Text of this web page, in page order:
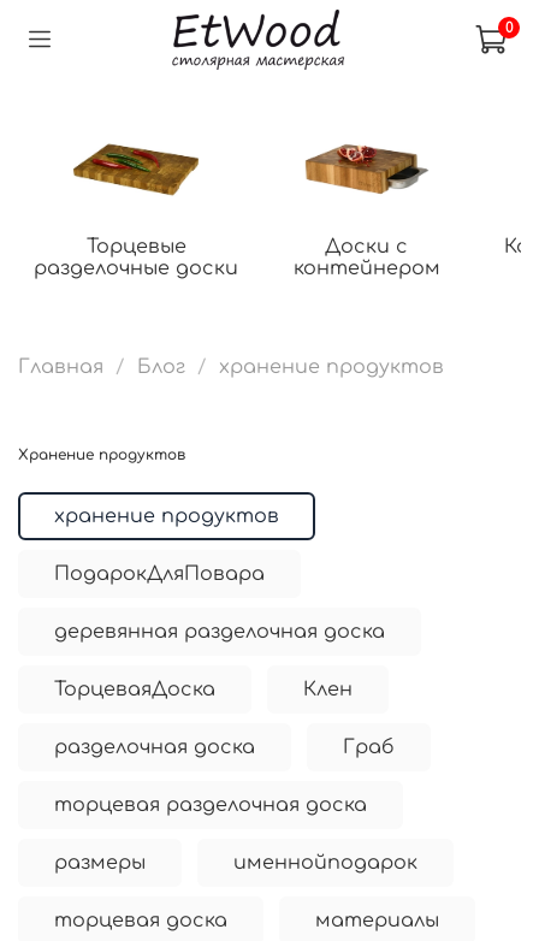
0
Торцевые
разделочные доски
Доски с
контейнером
Главная Блог хранение продуктов
хранение продуктов
хранение продуктов
ПодарокДляПовара
деревянная разделочная доска
ТорцеваяДоска Клен
разделочная доска Граб
торцевая разделочная доска
размеры именнойподарок
торцевая доска материалы